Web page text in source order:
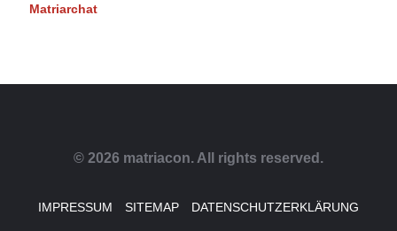
Matriarchat
© 2026 matriacon. All rights reserved.
IMPRESSUM SITEMAP DATENSCHUTZERKLÄRUNG